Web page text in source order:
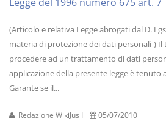
(Articolo e relativa Legge abrogati dal D.
materia di protezione dei dati personali-)
procedere ad un trattamento di dati
applicazione della presente legge è tenuto
Garante se il...
Redazione WikiJus I 05/07/2010